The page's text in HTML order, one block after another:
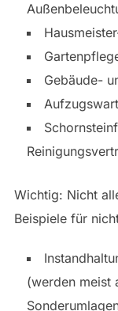
Gebäude-
Wichtig: Nicht
Beispiele für
(werden meist